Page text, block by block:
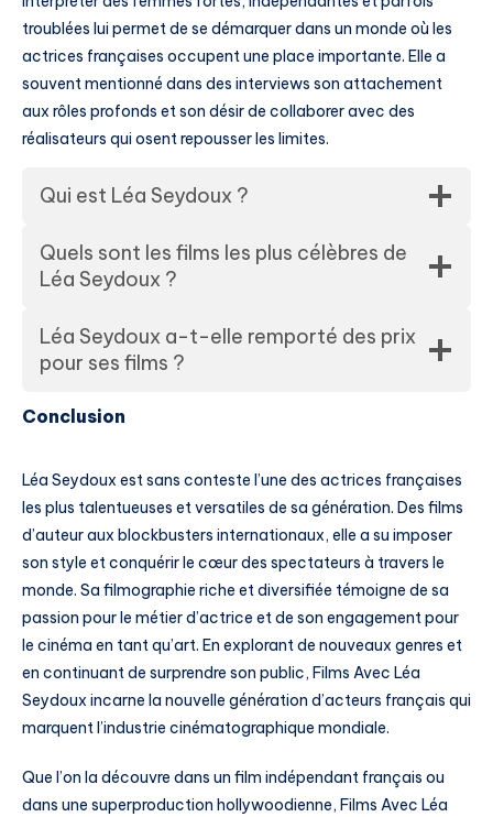
troublées lui permet de se démarquer dans un monde où les
actrices françaises occupent une place importante. Elle a
souvent mentionné dans des interviews son attachement
aux rôles profonds et son désir de collaborer avec des
réalisateurs qui osent repousser les limites.
Qui est Léa Seydoux ?
Quels sont les films les plus célèbres de
Léa Seydoux ?
Léa Seydoux a-t-elle remporté des prix
pour ses films ?
Conclusion
Léa Seydoux est sans conteste l’une des actrices françaises
les plus talentueuses et versatiles de sa génération. Des films
d’auteur aux blockbusters internationaux, elle a su imposer
son style et conquérir le cœur des spectateurs à travers le
monde. Sa filmographie riche et diversifiée témoigne de sa
passion pour le métier d’actrice et de son engagement pour
le cinéma en tant qu’art. En explorant de nouveaux genres et
en continuant de surprendre son public, Films Avec Léa
Seydoux incarne la nouvelle génération d’acteurs français qui
marquent l’industrie cinématographique mondiale.
Que l’on la découvre dans un film indépendant français ou
dans une superproduction hollywoodienne, Films Avec Léa